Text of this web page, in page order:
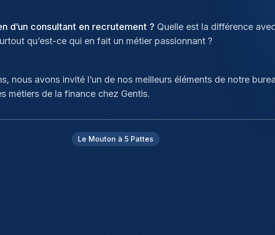
d’un consultant en recrutement ? Quelle est la différence
qu’est-ce qui en fait un métier passionnant ?
nous avons invité l’un de nos meilleurs éléments de notre
métiers de la finance chez Gentis.
Le Mouton à 5 Pattes